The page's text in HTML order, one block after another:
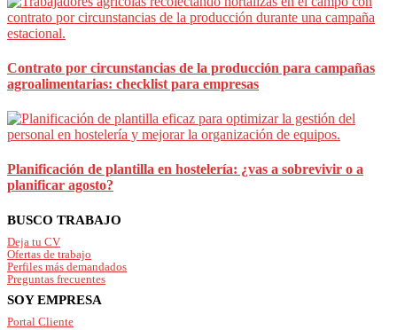
Contrato por circunstancias de la producción para campañas
agroalimentarias: checklist para empresas
Planificación de plantilla en hostelería: ¿vas a sobrevivir o a
planificar agosto?
Footer
BUSCO TRABAJO
Deja tu CV
Ofertas de trabajo
Perfiles más demandados
Preguntas frecuentes
SOY EMPRESA
Portal Cliente